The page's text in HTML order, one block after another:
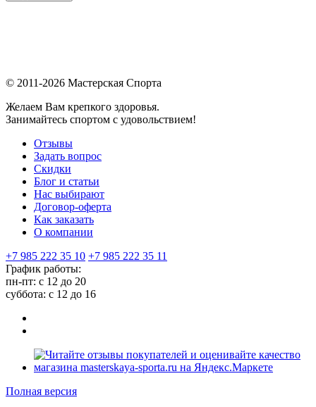
© 2011-2026 Мастерская Спорта
Желаем Вам крепкого здоровья.
Занимайтесь спортом с удовольствием!
Отзывы
Задать вопрос
Скидки
Блог и статьи
Нас выбирают
Договор-оферта
Как заказать
О компании
+7 985 222 35 10 +7 985 222 35 11
График работы:
пн-пт: с 12 до 20
суббота: c 12 до 16
Полная версия